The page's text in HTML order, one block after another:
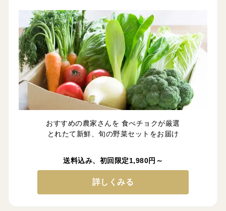
おすすめの農家さんを 食べチョクが厳選
とれたて新鮮、旬の野菜セットをお届け
送料込み、初回限定1,980円～
詳しくみる